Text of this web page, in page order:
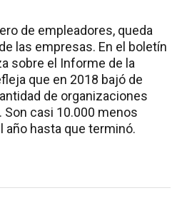
de empleadores, queda
las empresas. En el boletín
sobre el Informe de la
que en 2018 bajó de
de organizaciones
Son casi 10.000 menos
hasta que terminó.